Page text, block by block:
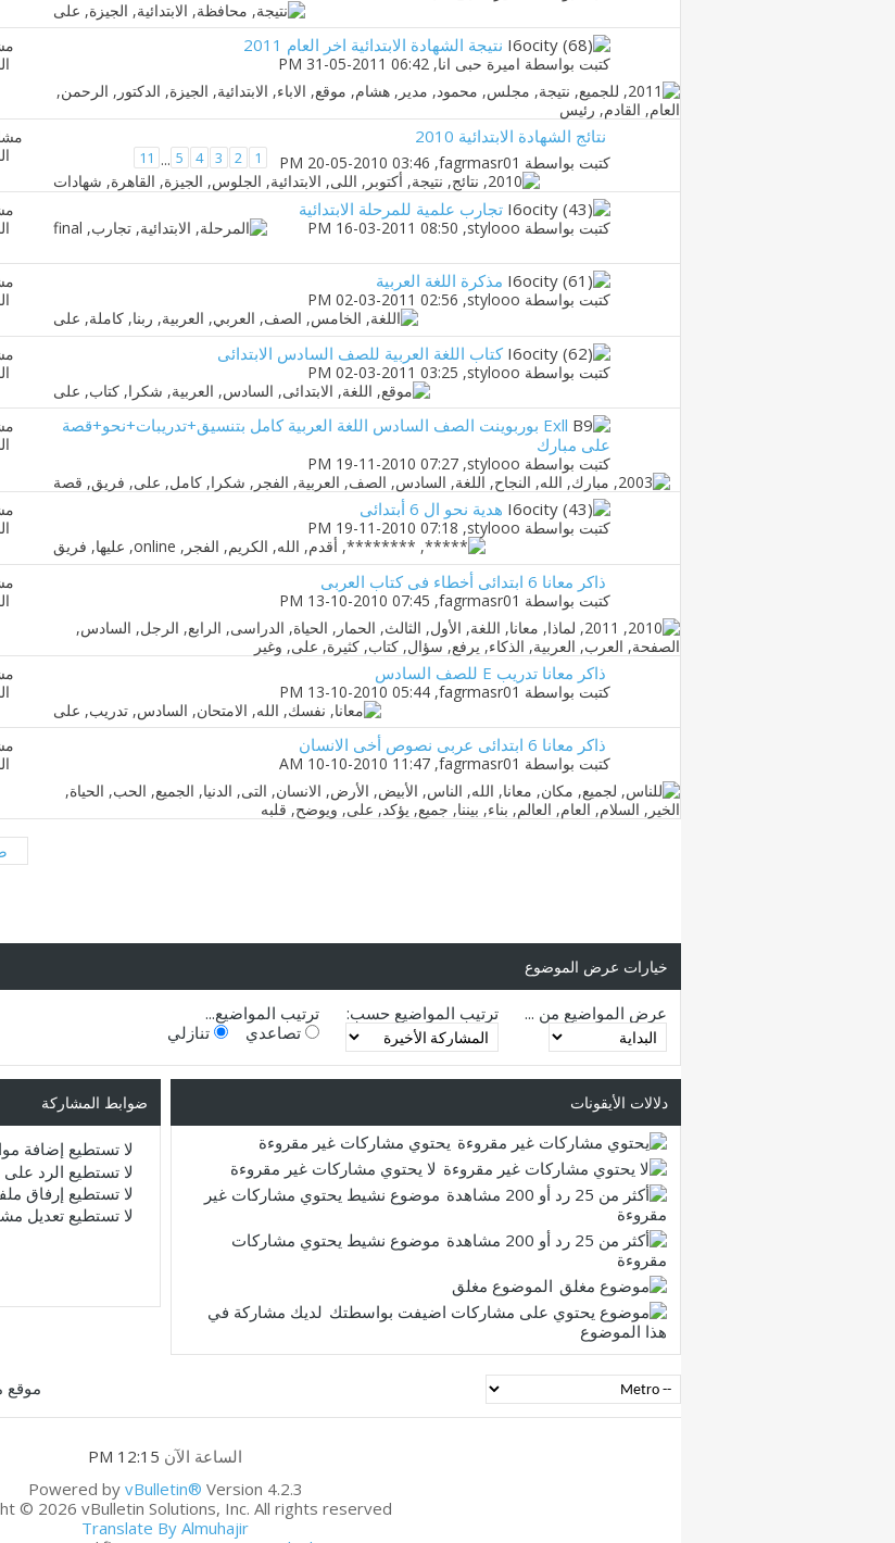
نتيجة الشهادة الابتدائية اخر العام 2011
كتبت بواسطة اميرة حبى انا‏, 31-05-2011 06:42 PM
نتائج الشهادة الابتدائية 2010
كتبت بواسطة fagrmasr01
‏, 20-05-2010 03:46 PM
1
2
3
4
5
...
11
تجارب علمية للمرحلة الابتدائية
كتبت بواسطة stylooo
‏, 16-03-2011 08:50 PM
مذكرة اللغة العربية
كتبت بواسطة stylooo
‏, 02-03-2011 02:56 PM
كتاب اللغة العربية للصف السادس الابتدائى
كتبت بواسطة stylooo
‏, 02-03-2011 03:25 PM
Exll بوربوينت الصف السادس اللغة العربية كامل بتنسيق+تدريبات+نحو+قصة
على مبارك
كتبت بواسطة stylooo
‏, 19-11-2010 07:27 PM
هدية نحو ال 6 أبتدائى
كتبت بواسطة stylooo
‏, 19-11-2010 07:18 PM
ذاكر معانا 6 ابتدائى أخطاء فى كتاب العربى
كتبت بواسطة fagrmasr01
‏, 13-10-2010 07:45 PM
ذاكر معانا تدريب E للصف السادس
كتبت بواسطة fagrmasr01
‏, 13-10-2010 05:44 PM
ذاكر معانا 6 ابتدائى عربى نصوص أخى الانسان
كتبت بواسطة fagrmasr01
‏, 10-10-2010 11:47 AM
خيارات عرض الموضوع
عرض المواضيع من ... ترتيب المواضيع حسب:
ترتيب المواضيع...
تصاعدي
تنازلي
دلالات الأيقونات
يحتوي مشاركات غير مقروءة
لا يحتوي مشاركات غير مقروءة
موضوع نشيط يحتوي مشاركات غير
مقروءة
موضوع نشيط يحتوي مشاركات
مقروءة
الموضوع مغلق
لديك مشاركة في
هذا الموضوع
ضوابط المشاركة
لا تستطيع إضافة
لا تستطيع الرد على
لا تستطيع إرفاق
لا تستطيع تعديل
موقع
الساعة الآن 12:15 PM
Powered by vBulletin® Version 4.2.3
© 2026 vBulletin Solutions, Inc. All rights reserved.
Translate By Almuhajir